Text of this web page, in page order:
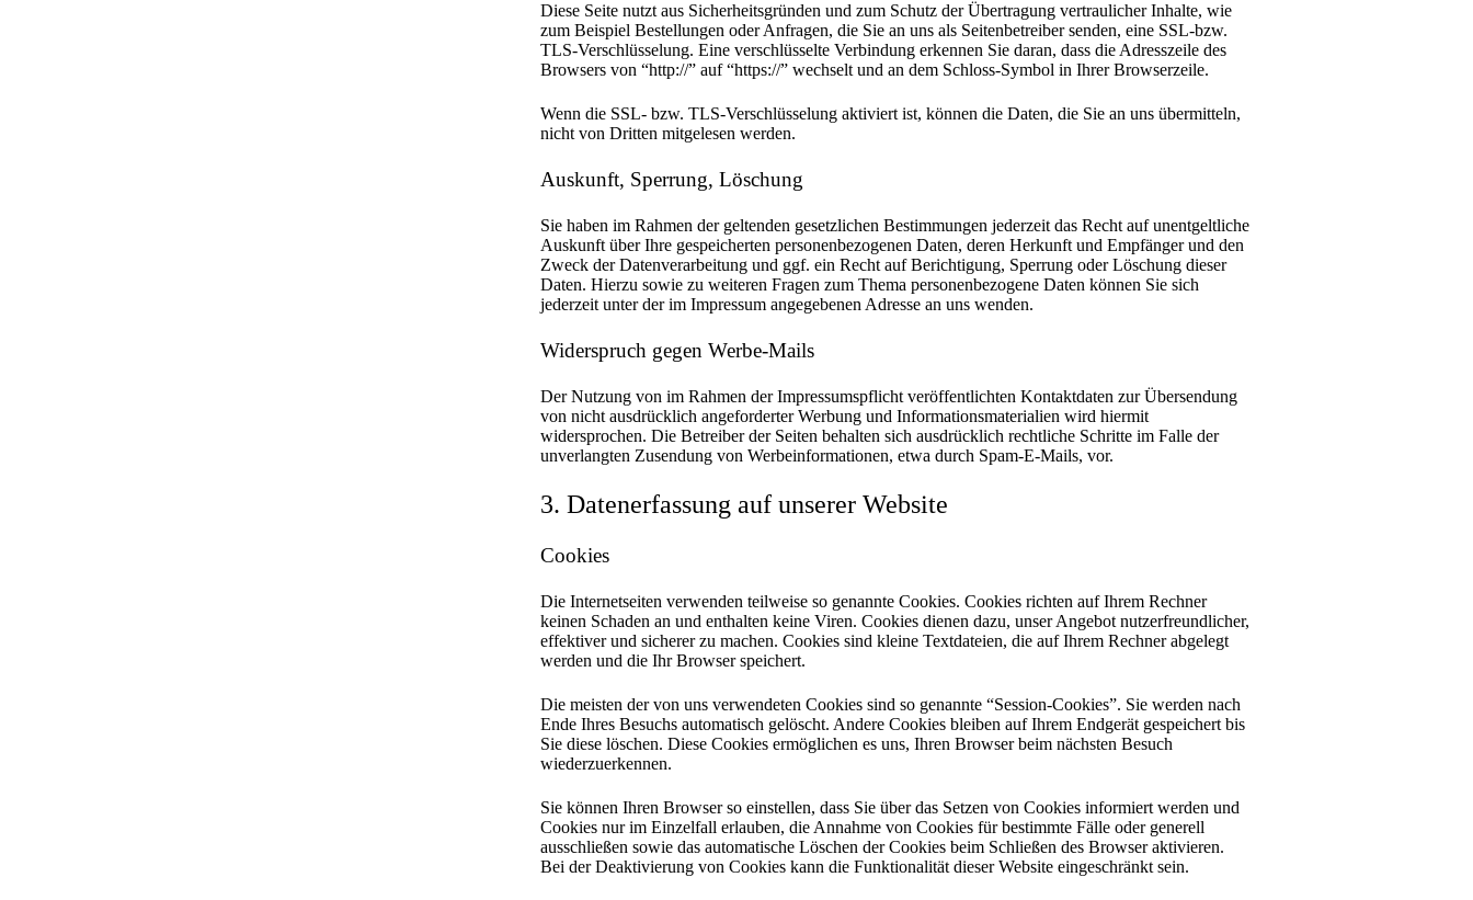
Diese Seite nutzt aus Sicherheitsgründen und zum Schutz der Übertragung vertraulicher Inhalte, wie
zum Beispiel Bestellungen oder Anfragen, die Sie an uns als Seitenbetreiber senden, eine SSL-bzw.
TLS-Verschlüsselung. Eine verschlüsselte Verbindung erkennen Sie daran, dass die Adresszeile des
Browsers von “http://” auf “https://” wechselt und an dem Schloss-Symbol in Ihrer Browserzeile.
Wenn die SSL- bzw. TLS-Verschlüsselung aktiviert ist, können die Daten, die Sie an uns übermitteln,
nicht von Dritten mitgelesen werden.
Auskunft, Sperrung, Löschung
Sie haben im Rahmen der geltenden gesetzlichen Bestimmungen jederzeit das Recht auf unentgeltliche
Auskunft über Ihre gespeicherten personenbezogenen Daten, deren Herkunft und Empfänger und den
Zweck der Datenverarbeitung und ggf. ein Recht auf Berichtigung, Sperrung oder Löschung dieser
Daten. Hierzu sowie zu weiteren Fragen zum Thema personenbezogene Daten können Sie sich
jederzeit unter der im Impressum angegebenen Adresse an uns wenden.
Widerspruch gegen Werbe-Mails
Der Nutzung von im Rahmen der Impressumspflicht veröffentlichten Kontaktdaten zur Übersendung
von nicht ausdrücklich angeforderter Werbung und Informationsmaterialien wird hiermit
widersprochen. Die Betreiber der Seiten behalten sich ausdrücklich rechtliche Schritte im Falle der
unverlangten Zusendung von Werbeinformationen, etwa durch Spam-E-Mails, vor.
3. Datenerfassung auf unserer Website
Cookies
Die Internetseiten verwenden teilweise so genannte Cookies. Cookies richten auf Ihrem Rechner
keinen Schaden an und enthalten keine Viren. Cookies dienen dazu, unser Angebot nutzerfreundlicher,
effektiver und sicherer zu machen. Cookies sind kleine Textdateien, die auf Ihrem Rechner abgelegt
werden und die Ihr Browser speichert.
Die meisten der von uns verwendeten Cookies sind so genannte “Session-Cookies”. Sie werden nach
Ende Ihres Besuchs automatisch gelöscht. Andere Cookies bleiben auf Ihrem Endgerät gespeichert bis
Sie diese löschen. Diese Cookies ermöglichen es uns, Ihren Browser beim nächsten Besuch
wiederzuerkennen.
Sie können Ihren Browser so einstellen, dass Sie über das Setzen von Cookies informiert werden und
Cookies nur im Einzelfall erlauben, die Annahme von Cookies für bestimmte Fälle oder generell
ausschließen sowie das automatische Löschen der Cookies beim Schließen des Browser aktivieren.
Bei der Deaktivierung von Cookies kann die Funktionalität dieser Website eingeschränkt sein.